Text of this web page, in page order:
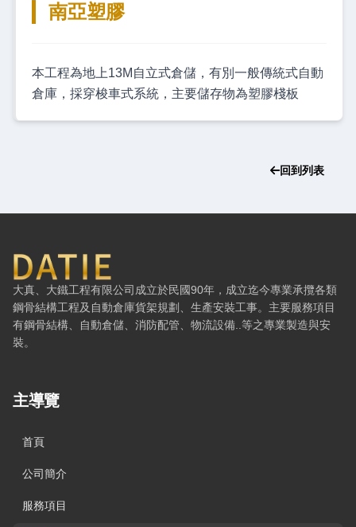
南亞塑膠
本工程為地上13M自立式倉儲，有別一般傳統式自動
倉庫，採穿梭車式系統，主要儲存物為塑膠棧板
回到列表
大鐵工程有限公司 — 網站概要、主導覽與聯絡方式
大真、大鐵工程有限公司成立於民國90年，成立迄今專業承攬各類
鋼骨結構工程及自動倉庫貨架規劃、生產安裝工事。主要服務項目
有鋼骨結構、自動倉儲、消防配管、物流設備..等之專業製造與安
裝。
主導覽
首頁
公司簡介
服務項目